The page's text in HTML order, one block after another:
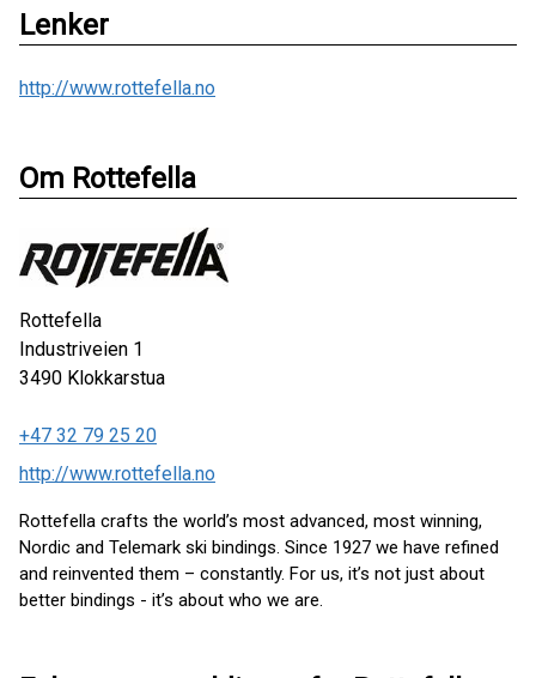
Lenker
http://www.rottefella.no
Om Rottefella
Rottefella
Industriveien 1
3490 Klokkarstua
+47 32 79 25 20
http://www.rottefella.no
Rottefella crafts the world’s most advanced, most winning,
Nordic and Telemark ski bindings. Since 1927 we have refined
and reinvented them – constantly. For us, it’s not just about
better bindings - it’s about who we are.